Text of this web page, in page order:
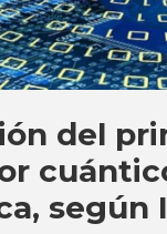
del
según